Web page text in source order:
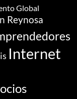
Global
Reynosa
Internet